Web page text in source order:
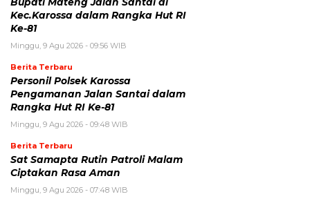
Bupati Mateng Jalan Santai di
Kec.Karossa dalam Rangka Hut RI
Ke-81
Minggu, 9 Agu 2026 - 09:56 WIB
Berita Terbaru
Personil Polsek Karossa
Pengamanan Jalan Santai dalam
Rangka Hut RI Ke-81
Minggu, 9 Agu 2026 - 09:48 WIB
Berita Terbaru
Sat Samapta Rutin Patroli Malam
Ciptakan Rasa Aman
Minggu, 9 Agu 2026 - 07:48 WIB